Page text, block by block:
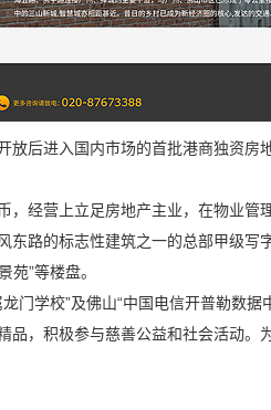
后进入国内市场的首批港商独资房
经营上立足房地产主业，在物业
路的标志性建筑之一的总部甲级写
苑”等楼盘。
门学校”及佛山“中国电信开普勒数据
，积极参与慈善公益和社会活动。